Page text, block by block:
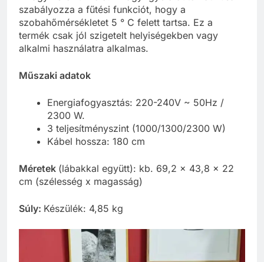
szabályozza a fűtési funkciót, hogy a
szobahőmérsékletet 5 ° C felett tartsa. Ez a
termék csak jól szigetelt helyiségekben vagy
alkalmi használatra alkalmas.
Műszaki adatok
Energiafogyasztás: 220-240V ~ 50Hz /
2300 W.
3 teljesítményszint (1000/1300/2300 W)
Kábel hossza: 180 cm
Méretek (lábakkal együtt): kb. 69,2 x 43,8 x 22
cm (szélesség x magasság)
Súly: Készülék: 4,85 kg